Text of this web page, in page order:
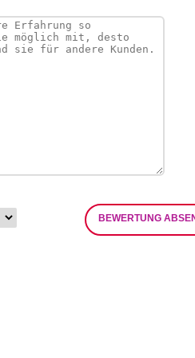
BEWERTUNG